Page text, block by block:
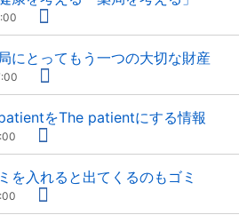
とってもう一つの大切な財産
をThe patientにする情報
入れると出てくるのもゴミ